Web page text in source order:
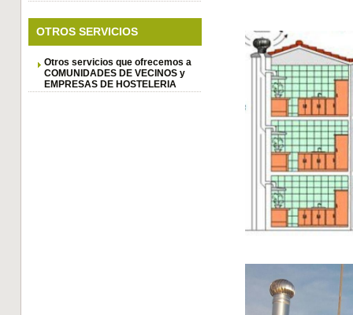
OTROS SERVICIOS
Otros servicios que ofrecemos a
COMUNIDADES DE VECINOS y
EMPRESAS DE HOSTELERIA